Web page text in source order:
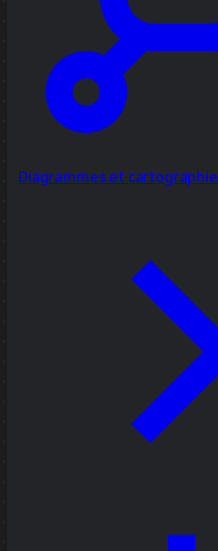
Diagrammes et cartographie